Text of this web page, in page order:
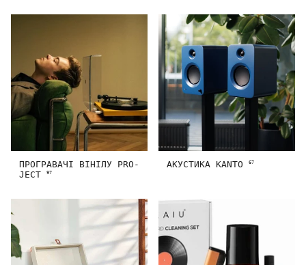
ПРОГРАВАЧІ ВІНІЛУ PRO-
JECT
97
АКУСТИКА KANTO 67